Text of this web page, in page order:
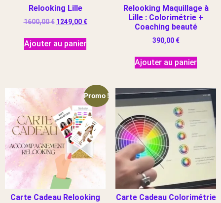
Relooking Lille
1600,00€ 1249,00 €
Ajouter au panier
Relooking Maquillage à
Lille : Colorimétrie +
Coaching beauté
390,00 €
Ajouter au panier
Promo !
Carte Cadeau Relooking Carte Cadeau Colorimétrie